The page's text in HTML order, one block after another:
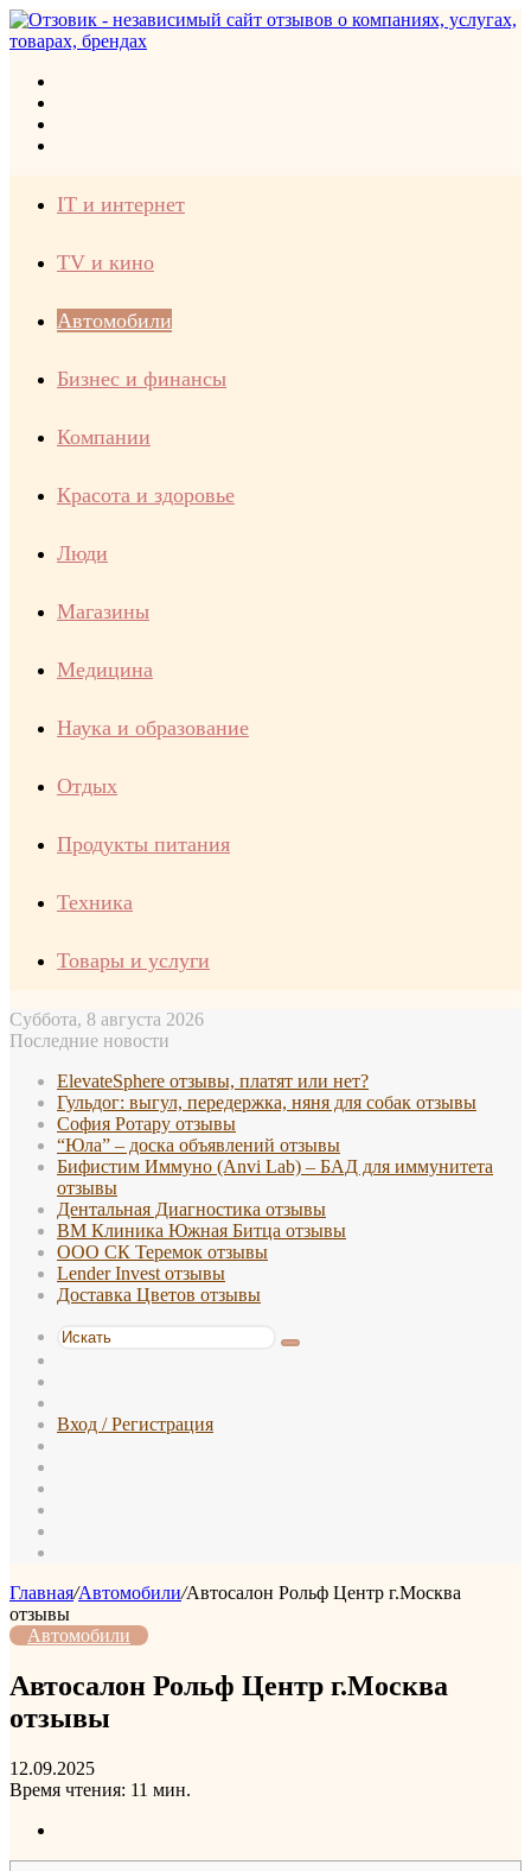
IT и интернет
TV и кино
Автомобили
Бизнес и финансы
Компании
Красота и здоровье
Люди
Магазины
Медицина
Наука и образование
Отдых
Продукты питания
Техника
Товары и услуги
Суббота, 8 августа 2026
Последние новости
ElevateSphere отзывы, платят или нет?
Гульдог: выгул, передержка, няня для собак отзывы
София Ротару отзывы
“Юла” – доска объявлений отзывы
Бифистим Иммуно (Anvi Lab) – БАД для иммунитета
отзывы
Дентальная Диагностика отзывы
ВМ Клиника Южная Битца отзывы
ООО СК Теремок отзывы
Lender Invest отзывы
Доставка Цветов отзывы
Искать
статья
Вход / Регистрация
Главная/Автомобили/Автосалон Рольф Центр г.Москва
отзывы
Автомобили
Автосалон Рольф Центр г.Москва
отзывы
12.09.2025
Время чтения: 11 мин.